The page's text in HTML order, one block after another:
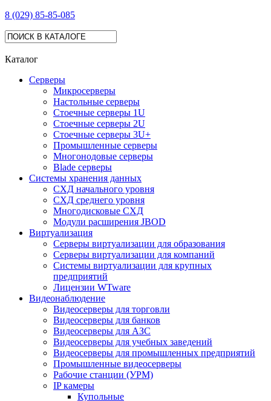
8 (029) 85-85-085
Каталог
Серверы
Микросерверы
Настольные серверы
Стоечные серверы 1U
Стоечные серверы 2U
Стоечные серверы 3U+
Промышленные серверы
Многонодовые серверы
Blade серверы
Системы хранения данных
СХД начального уровня
СХД среднего уровня
Многодисковые СХД
Модули расширения JBOD
Виртуализация
Серверы виртуализации для образования
Серверы виртуализации для компаний
Системы виртуализации для крупных
предприятий
Лицензии WTware
Видеонаблюдение
Видеосерверы для торговли
Видеосерверы для банков
Видеосерверы для АЗС
Видеосерверы для учебных заведений
Видеосерверы для промышленных предприятий
Промышленные видеосерверы
Рабочие станции (УРМ)
IP камеры
Купольные